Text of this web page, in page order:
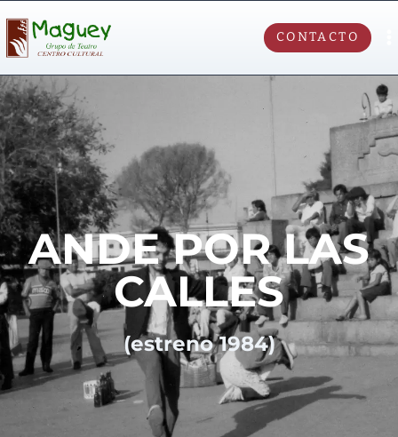
CONTACTO
ANDE POR LAS
CALLES
(estreno 1984)